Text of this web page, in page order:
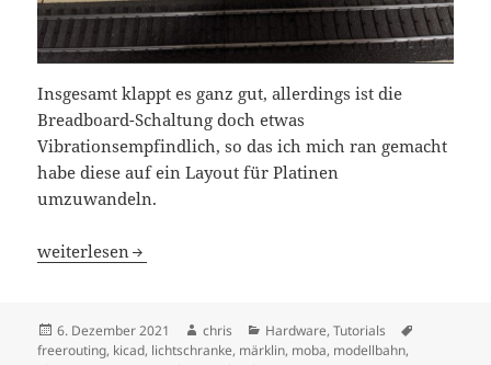
Insgesamt klappt es ganz gut, allerdings ist die
Breadboard-Schaltung doch etwas
Vibrationsempfindlich, so das ich mich ran gemacht
habe diese auf ein Layout für Platinen
umzuwandeln.
Märklin S88 Lichtschranken-Platine
weiterlesen
Veröffentlicht
am
6. Dezember 2021 Autor
chris Kategorien
Hardware,Tutorials
freerouting, kicad, lichtschranke, märklin, moba, modellbahn,